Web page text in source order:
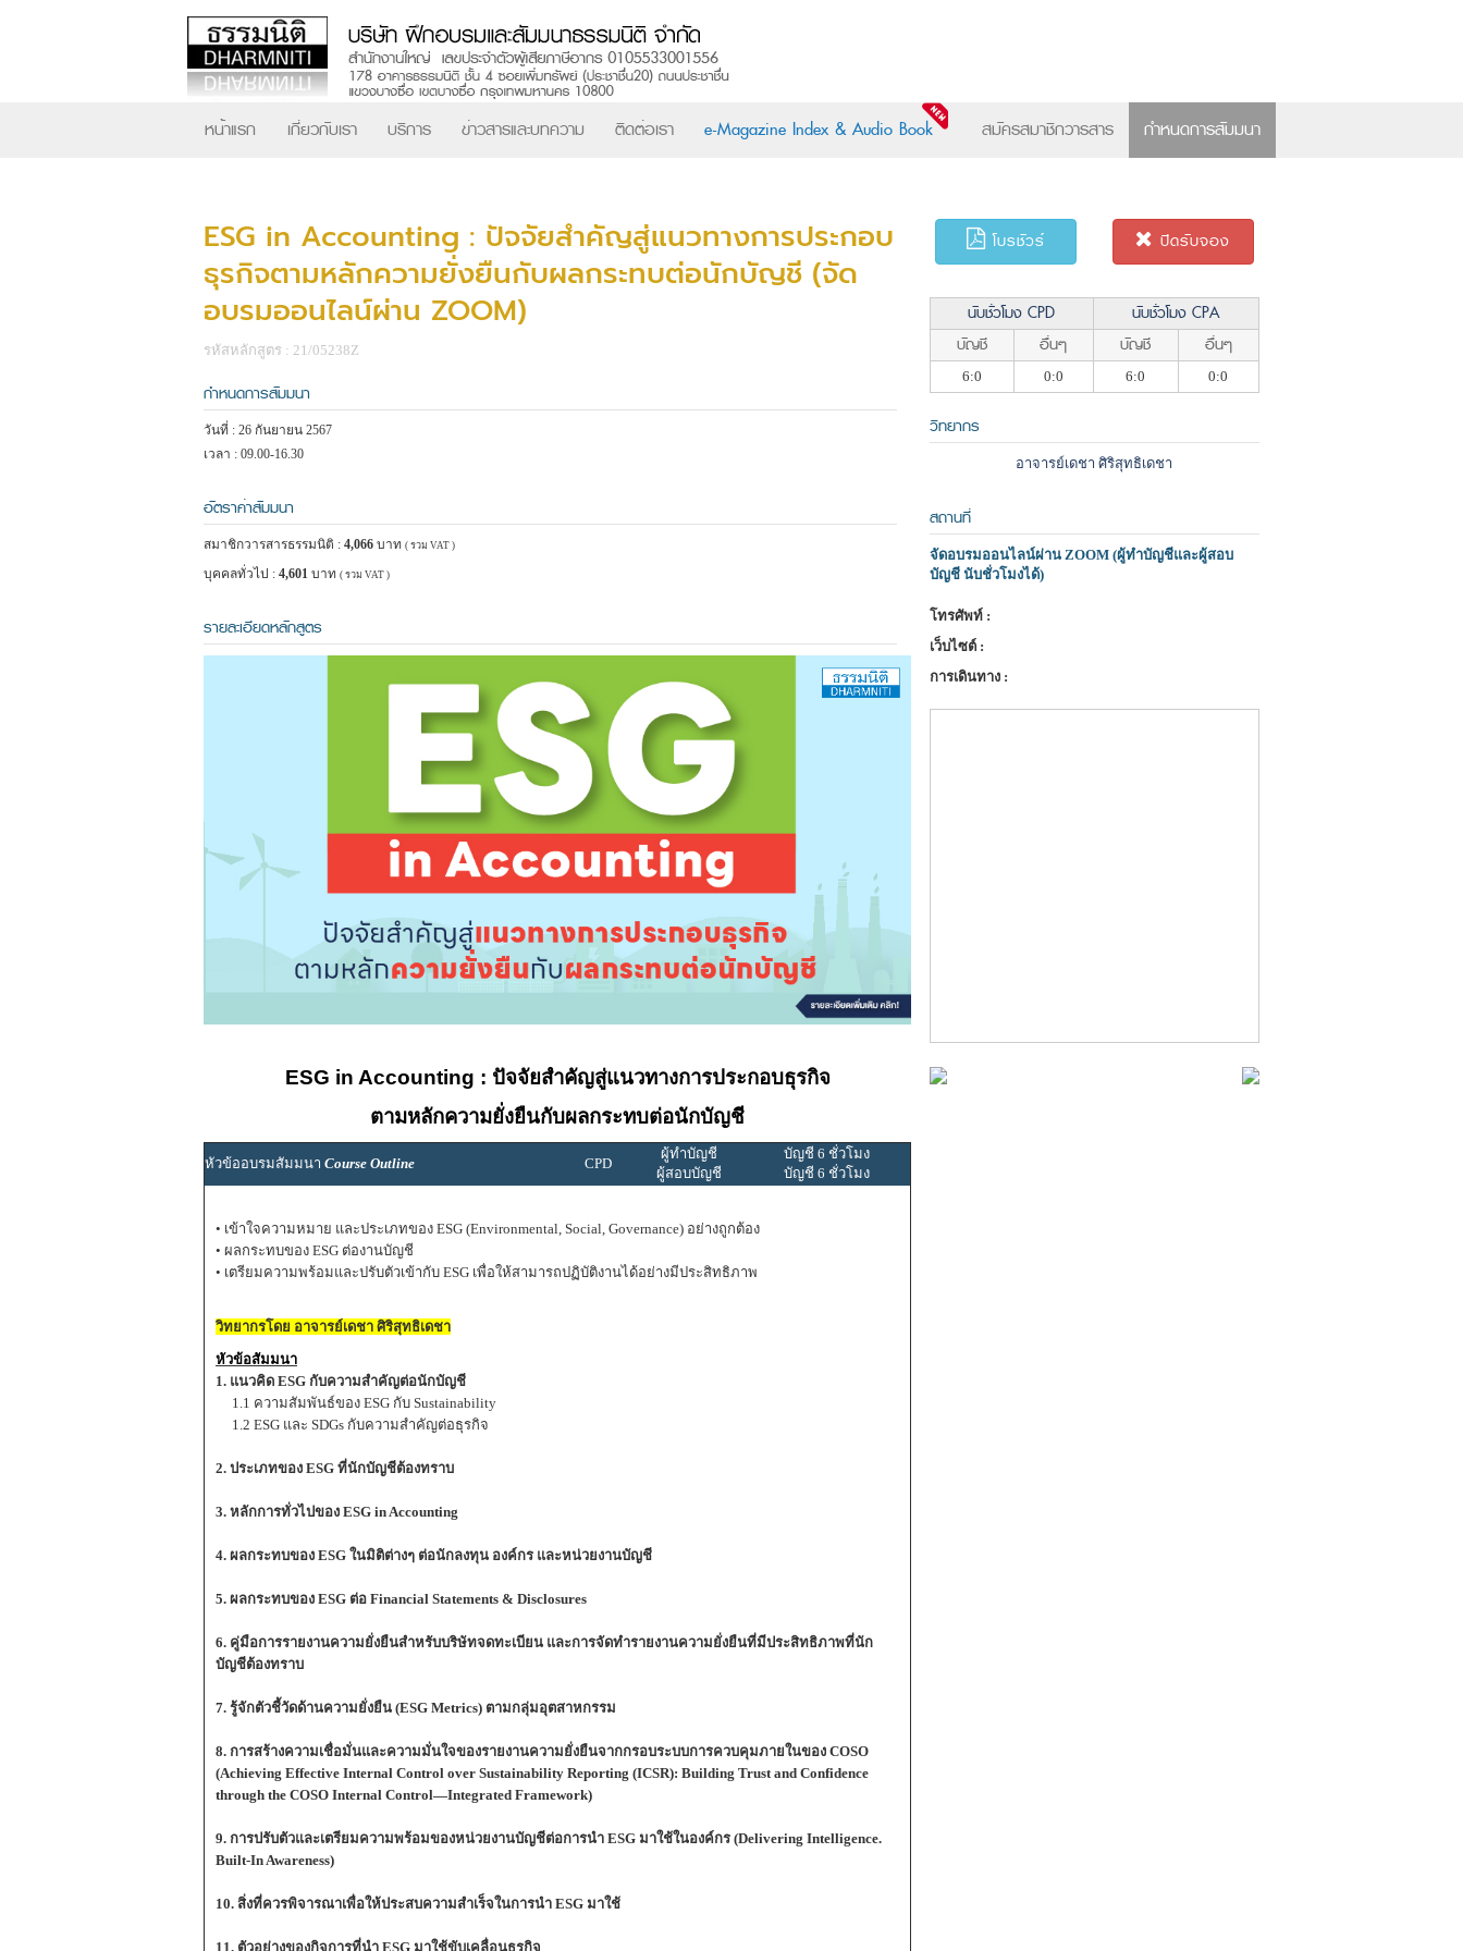
หน้าแรก เกี่ยวกับเรา บริการ ข่าวสารและบทความ ติดต่อเรา e-Magazine Index & Audio Book สมัครสมาชิกวารสาร กำหนดการสัมมนา
ESG in Accounting : ปัจจัยสำคัญสู่แนวทางการประกอบ
ธุรกิจตามหลักความยั่งยืนกับผลกระทบต่อนักบัญชี (จัด
อบรมออนไลน์ผ่าน ZOOM)
รหัสหลักสูตร : 21/05238Z
กำหนดการสัมมนา
วันที่ : 26 กันยายน 2567
เวลา : 09.00-16.30
อัตราค่าสัมมนา
สมาชิกวารสารธรรมนิติ : 4,066 บาท ( รวม VAT )
บุคคลทั่วไป : 4,601 บาท ( รวม VAT )
รายละเอียดหลักสูตร
ESG in Accounting : ปัจจัยสำคัญสู่แนวทางการประกอบธุรกิจ
ตามหลักความยั่งยืนกับผลกระทบต่อนักบัญชี
หัวข้ออบรมสัมมนา Course Outline CPD
ผู้ทำบัญชี
บัญชี 6 ชั่วโมง
ผู้สอบบัญชี
บัญชี 6 ชั่วโมง
• เข้าใจความหมาย และประเภทของ ESG (Environmental, Social, Governance) อย่างถูกต้อง
• ผลกระทบของ ESG ต่องานบัญชี
• เตรียมความพร้อมและปรับตัวเข้ากับ ESG เพื่อให้สามารถปฏิบัติงานได้อย่างมีประสิทธิภาพ
วิทยากรโดย อาจารย์เดชา ศิริสุทธิเดชา
หัวข้อสัมมนา
1. แนวคิด ESG กับความสำคัญต่อนักบัญชี
1.1 ความสัมพันธ์ของ ESG กับ Sustainability
1.2 ESG และ SDGs กับความสำคัญต่อธุรกิจ
2. ประเภทของ ESG ที่นักบัญชีต้องทราบ
3. หลักการทั่วไปของ ESG in Accounting
4. ผลกระทบของ ESG ในมิติต่างๆ ต่อนักลงทุน องค์กร และหน่วยงานบัญชี
5. ผลกระทบของ ESG ต่อ Financial Statements & Disclosures
6. คู่มือการรายงานความยั่งยืนสำหรับบริษัทจดทะเบียน และการจัดทำรายงานความยั่งยืนที่มีประสิทธิภาพที่นัก
บัญชีต้องทราบ
7. รู้จักตัวชี้วัดด้านความยั่งยืน (ESG Metrics) ตามกลุ่มอุตสาหกรรม
8. การสร้างความเชื่อมั่นและความมั่นใจของรายงานความยั่งยืนจากกรอบระบบการควบคุมภายในของ COSO
(Achieving Effective Internal Control over Sustainability Reporting (ICSR): Building Trust and Confidence
through the COSO Internal Control—Integrated Framework)
9. การปรับตัวและเตรียมความพร้อมของหน่วยงานบัญชีต่อการนำ ESG มาใช้ในองค์กร (Delivering Intelligence.
Built-In Awareness)
10. สิ่งที่ควรพิจารณาเพื่อให้ประสบความสำเร็จในการนำ ESG มาใช้
11. ตัวอย่างของกิจการที่นำ ESG มาใช้ขับเคลื่อนธุรกิจ
โบรชัวร์ ปิดรับจอง
นับชั่วโมง CPD
นับชั่วโมง CPA
บัญชี
อื่นๆ บัญชี อื่นๆ
6:0 0:0 6:0 0:0
วิทยากร
อาจารย์เดชา ศิริสุทธิเดชา
สถานที่
จัดอบรมออนไลน์ผ่าน ZOOM (ผู้ทำบัญชีและผู้สอบ
บัญชี นับชั่วโมงได้)
โทรศัพท์ :
เว็บไซต์ :
การเดินทาง :